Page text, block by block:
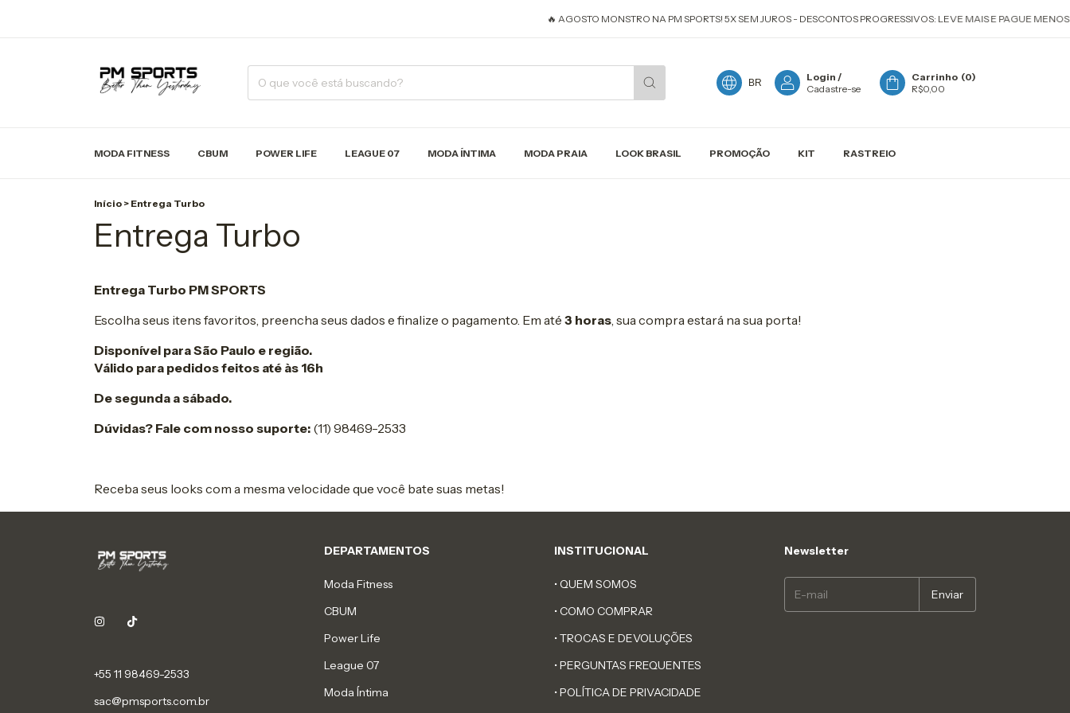
🔥 AGOSTO MONSTRO NA PM SPORTS! 5X SEM JUROS - DESCONTOS PROGRESSIVOS: LEVE MAIS E PAGUE
BR Login /
Cadastre-se
Carrinho (0)
R$0,00
MODA FITNESS CBUM POWER LIFE LEAGUE 07 MODA ÍNTIMA MODA PRAIA LOOK BRASIL PROMOÇÃO KIT RASTREIO
Início > Entrega Turbo
Entrega Turbo
Entrega Turbo PM SPORTS
Escolha seus itens favoritos, preencha seus dados e finalize o pagamento. Em até 3 horas, sua compra estará na sua porta!
Disponível para São Paulo e região.
Válido para pedidos feitos até às 16h
De segunda a sábado.
Dúvidas? Fale com nosso suporte: (11) 98469-2533
Receba seus looks com a mesma velocidade que você bate suas metas!
+55 11 98469-2533
sac@pmsports.com.br
DEPARTAMENTOS
Moda Fitness
CBUM
Power Life
League 07
Moda Íntima
INSTITUCIONAL
• QUEM SOMOS
• COMO COMPRAR
• TROCAS E DEVOLUÇÕES
• PERGUNTAS FREQUENTES
• POLÍTICA DE PRIVACIDADE
Newsletter